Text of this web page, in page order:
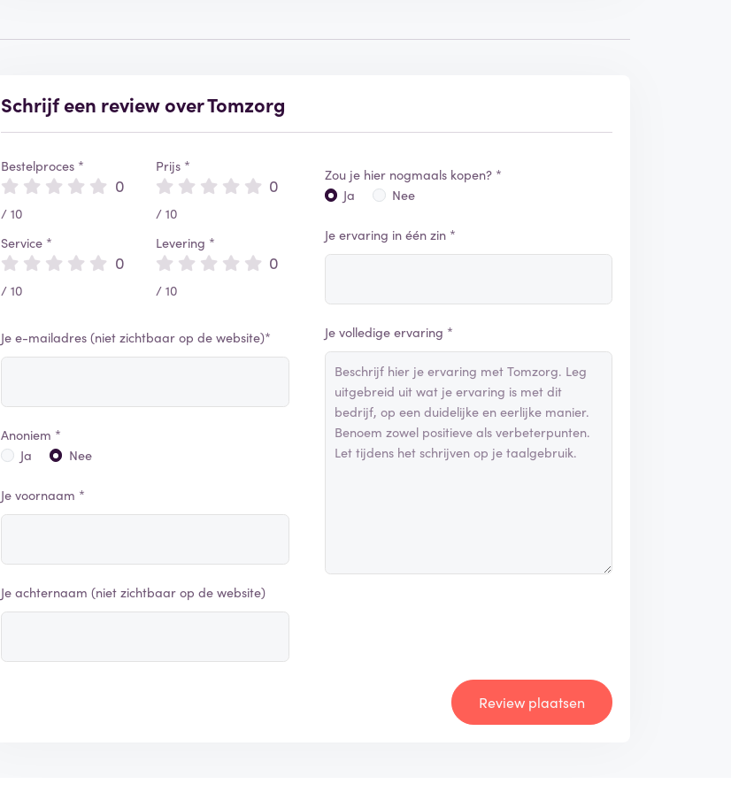
Schrijf een review over Tomzorg
Bestelproces *
0
/ 10
Service *
0
/ 10
Prijs *
0
/ 10
Levering *
0
/ 10
Je e-mailadres (niet zichtbaar op de website)*
Anoniem *
Ja
Nee
Je voornaam *
Je achternaam (niet zichtbaar op de website)
Zou je hier nogmaals kopen? *
Ja
Nee
Je ervaring in één zin *
Je volledige ervaring *
Review plaatsen